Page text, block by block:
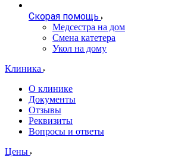
Скорая помощь
Медсестра на дом
Смена катетера
Укол на дому
Клиника
О клинике
Документы
Отзывы
Реквизиты
Вопросы и ответы
Цены